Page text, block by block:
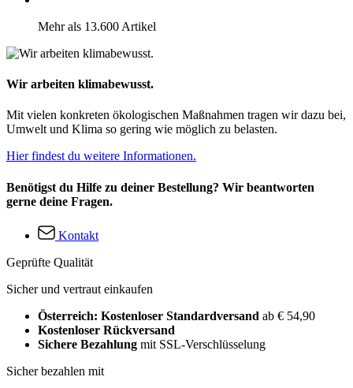
Mehr als 13.600 Artikel
Wir arbeiten klimabewusst.
Mit vielen konkreten ökologischen Maßnahmen tragen wir dazu bei,
Umwelt und Klima so gering wie möglich zu belasten.
Hier findest du weitere Informationen.
Benötigst du Hilfe zu deiner Bestellung? Wir beantworten
gerne deine Fragen.
Kontakt
Geprüfte Qualität
Sicher und vertraut einkaufen
Österreich: Kostenloser Standardversand ab € 54,90
Kostenloser Rückversand
Sichere Bezahlung mit SSL-Verschlüsselung
Sicher bezahlen mit